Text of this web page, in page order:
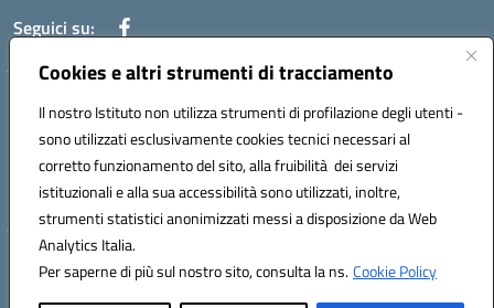
Cookies e altri strumenti di tracciamento
Il nostro Istituto non utilizza strumenti di profilazione degli utenti -
sono utilizzati esclusivamente cookies tecnici necessari al
corretto funzionamento del sito, alla fruibilità dei servizi
istituzionali e alla sua accessibilità sono utilizzati, inoltre,
strumenti statistici anonimizzati messi a disposizione da Web
Analytics Italia.
Per saperne di più sul nostro sito, consulta la ns.Cookie Policy
Seguici su:
Indirizzo: VIA BRECCIAME, 46 - 81024 MADDALONI (CE)
Mail: CEIC8AU001@istruzione.it - Pec: CEIC8AU001@pec.istruzione.it -
Telefono: 0823408721
Meccanografico: CEIC8AU001
Codice fiscale: 93086080616
Hosting & Powered by 3D Solution S.r.l.
Concept & Design by Designers Italia